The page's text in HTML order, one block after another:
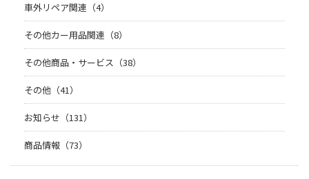
車外リペア関連（4）
その他カー用品関連（8）
その他商品・サービス（38）
その他（41）
お知らせ（131）
商品情報（73）